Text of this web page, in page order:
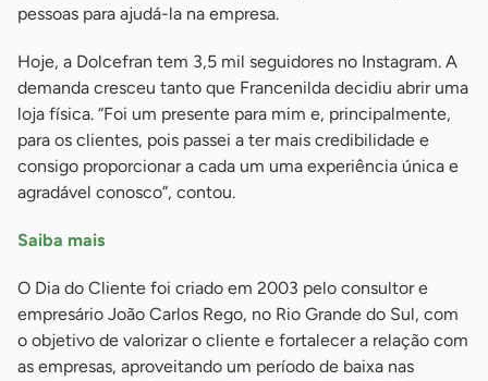
pessoas para ajudá-la na empresa.
Hoje, a Dolcefran tem 3,5 mil seguidores no Instagram. A
demanda cresceu tanto que Francenilda decidiu abrir uma
loja física. “Foi um presente para mim e, principalmente,
para os clientes, pois passei a ter mais credibilidade e
consigo proporcionar a cada um uma experiência única e
agradável conosco”, contou.
Saiba mais
O Dia do Cliente foi criado em 2003 pelo consultor e
empresário João Carlos Rego, no Rio Grande do Sul, com
o objetivo de valorizar o cliente e fortalecer a relação com
as empresas, aproveitando um período de baixa nas